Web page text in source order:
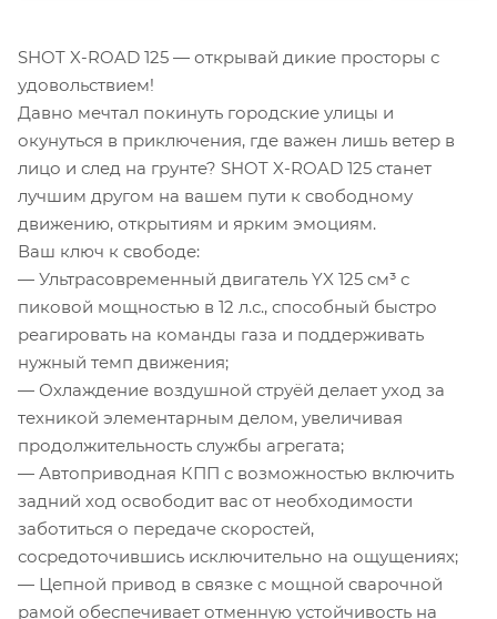
SHOT X-ROAD 125 — открывай дикие просторы с
удовольствием!
Давно мечтал покинуть городские улицы и
окунуться в приключения, где важен лишь ветер в
лицо и след на грунте? SHOT X-ROAD 125 станет
лучшим другом на вашем пути к свободному
движению, открытиям и ярким эмоциям.
Ваш ключ к свободе:
— Ультрасовременный двигатель YX 125 см³ с
пиковой мощностью в 12 л.с., способный быстро
реагировать на команды газа и поддерживать
нужный темп движения;
— Охлаждение воздушной струёй делает уход за
техникой элементарным делом, увеличивая
продолжительность службы агрегата;
— Автоприводная КПП с возможностью включить
задний ход освободит вас от необходимости
заботиться о передаче скоростей,
сосредоточившись исключительно на ощущениях;
— Цепной привод в связке с мощной сварочной
рамой обеспечивает отменную устойчивость на